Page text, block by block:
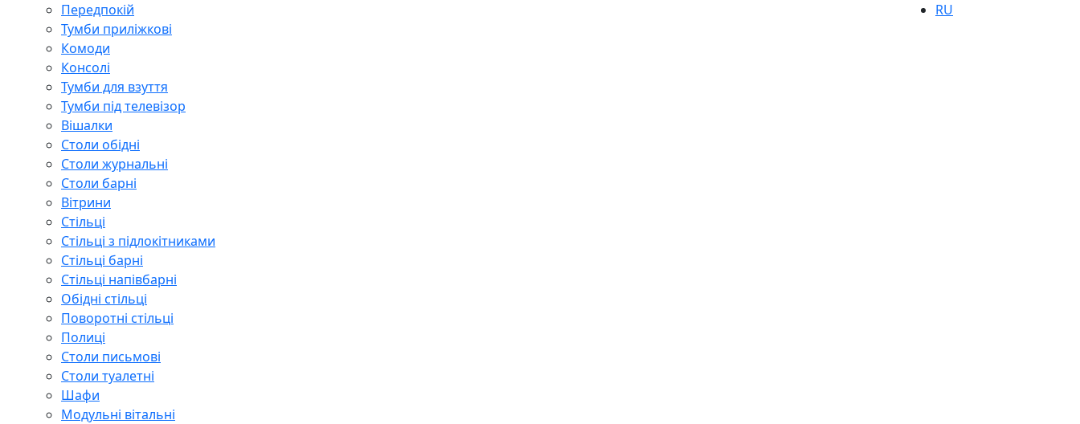
Передпокій
Тумби приліжкові
Комоди
Консолі
Тумби для взуття
Тумби під телевізор
Вішалки
Столи обідні
Столи журнальні
Столи барні
Вітрини
Стільці
Стільці з підлокітниками
Стільці барні
Стільці напівбарні
Обідні стільці
Поворотні стільці
Полиці
Столи письмові
Столи туалетні
Шафи
Модульні вітальні
RU